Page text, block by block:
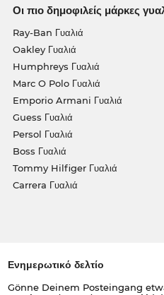
Οι πιο δημοφιλείς μάρκες
Ray-Ban Γυαλιά
Oakley Γυαλιά
Humphreys Γυαλιά
Marc O Polo Γυαλιά
Emporio Armani Γυαλιά
Guess Γυαλιά
Persol Γυαλιά
Boss Γυαλιά
Tommy Hilfiger Γυαλιά
Carrera Γυαλιά
Ενημερωτικό δελτίο
Gönne Deinem Posteingang